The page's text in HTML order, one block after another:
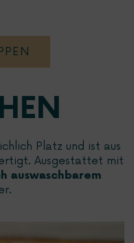
Platz und ist aus
Ausgestattet mit
auswaschbarem